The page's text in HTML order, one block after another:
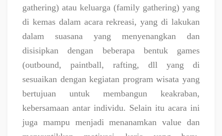
gathering) atau keluarga (family gathering) yang
di kemas dalam acara rekreasi, yang di lakukan
dalam suasana yang menyenangkan dan
disisipkan dengan beberapa bentuk games
(outbound, paintball, rafting, dll yang di
sesuaikan dengan kegiatan program wisata yang
bertujuan untuk membangun keakraban,
kebersamaan antar individu. Selain itu acara ini
juga mampu menjadi menanamkan value dan